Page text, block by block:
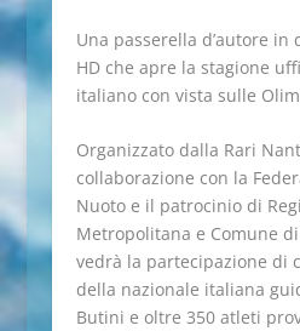
Una passerella d’autore in
HD che apre la stagione
italiano con vista sulle
Organizzato dalla Rari
collaborazione con la
Nuoto e il patrocinio di
Metropolitana e Comune di
vedrà la partecipazione di
della nazionale italiana
Butini e oltre 350 atleti